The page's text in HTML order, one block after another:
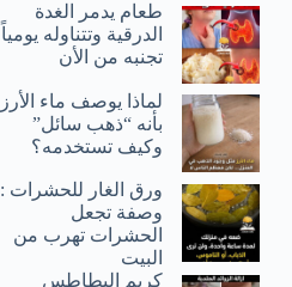
طعام يدمر الغدة
الدرقية وتتناوله يومياً
تجنبه من الأن
لماذا يوصف ماء الأرز
بأنه “ذهب سائل”
وكيف تستخدمه؟
ورق الغار للحشرات :
وصفة تجعل
الحشرات تهرب من
البيت
كريم البطاطس